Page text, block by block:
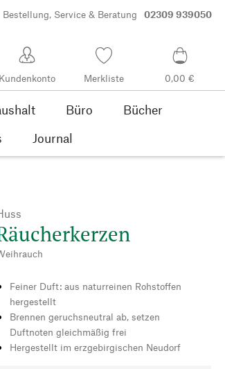
Bestellung, Service & Beratung 02309 939050
Kundenkonto Merkliste 0,00 €
Büro
Bücher
Journal
Feiner Duft: aus naturreinen Rohstoffen
hergestellt
Brennen geruchsneutral ab, setzen
Duftnoten gleichmäßig frei
Hergestellt im erzgebirgischen Neudorf